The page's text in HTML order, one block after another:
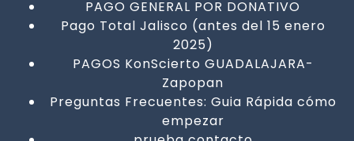
PAGO GENERAL POR DONATIVO
Pago Total Jalisco (antes del 15 enero
2025)
PAGOS KonScierto GUADALAJARA-
Zapopan
Preguntas Frecuentes: Guia Rápida cómo
empezar